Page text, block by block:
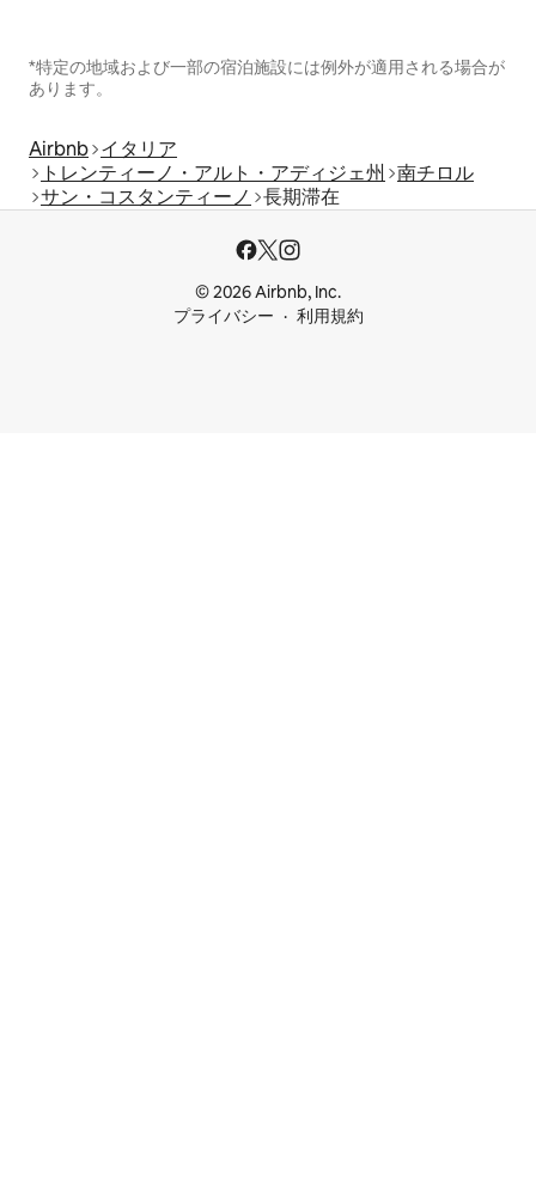
*特定の地域および一部の宿泊施設には例外が適用される場合が
あります。
Airbnb イタリア
トレンティーノ・アルト・アディジェ州 南チロル
サン・コスタンティーノ
長期滞在
© 2026 Airbnb, Inc.
プライバシー
利用規約